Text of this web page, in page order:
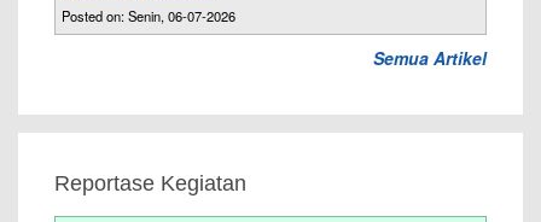
Posted on: Senin, 06-07-2026
Semua Artikel
Reportase Kegiatan